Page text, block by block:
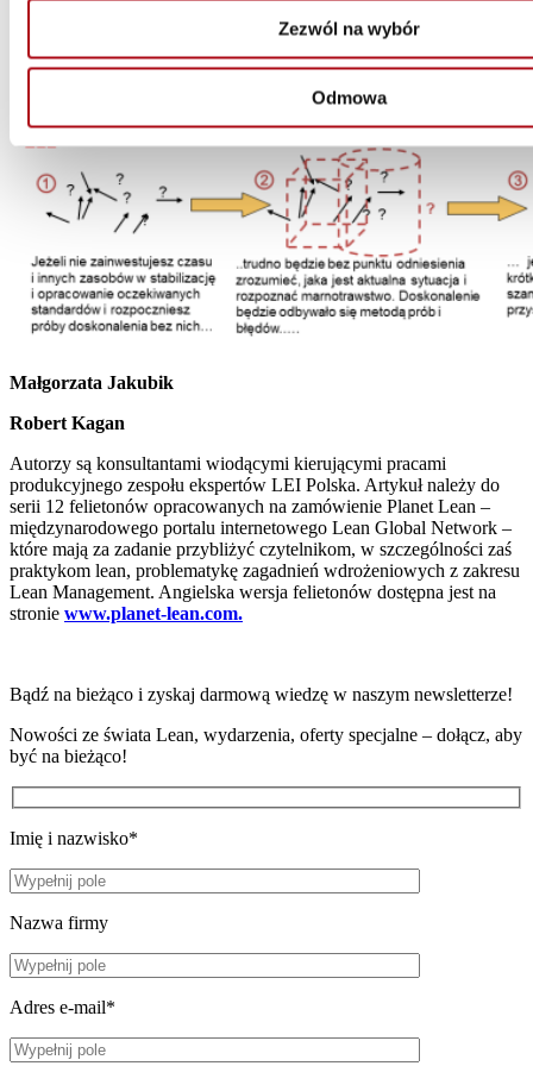
Zezwól na wybór
Odmowa
Małgorzata Jakubik
Robert Kagan
Autorzy są konsultantami wiodącymi kierującymi pracami
produkcyjnego zespołu ekspertów LEI Polska. Artykuł należy do
serii 12 felietonów opracowanych na zamówienie Planet Lean –
międzynarodowego portalu internetowego Lean Global Network –
które mają za zadanie przybliżyć czytelnikom, w szczególności zaś
praktykom lean, problematykę zagadnień wdrożeniowych z zakresu
Lean Management. Angielska wersja felietonów dostępna jest na
stronie www.planet-lean.com.
Bądź na bieżąco i zyskaj darmową wiedzę w naszym newsletterze!
Nowości ze świata Lean, wydarzenia, oferty specjalne – dołącz, aby
być na bieżąco!
Imię i nazwisko*
Nazwa firmy
Adres e-mail*